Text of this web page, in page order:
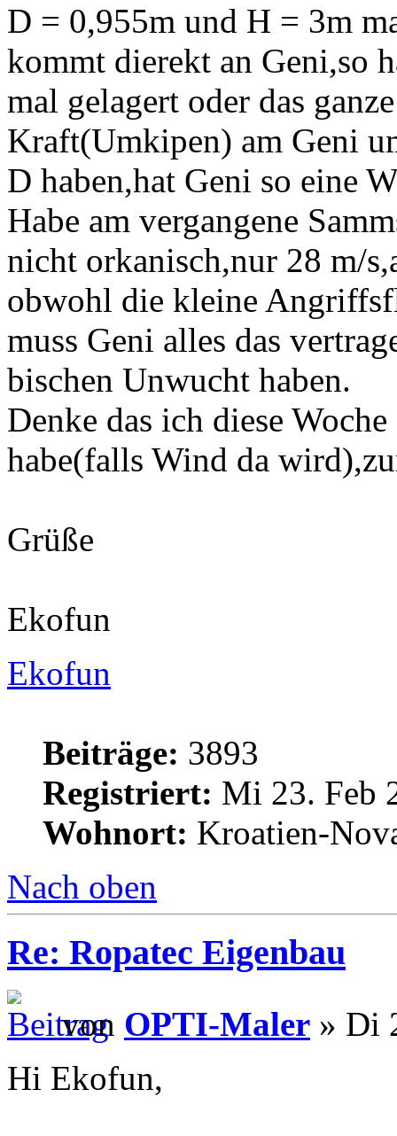
D = 0,955m und H = 3m
kommt dierekt an Geni,so
mal gelagert oder das
Kraft(Umkipen) am Geni
D haben,hat Geni so eine
Habe am vergangene
nicht orkanisch,nur 28 m/
obwohl die kleine
muss Geni alles das
bischen Unwucht haben.
Denke das ich diese
habe(falls Wind da
Grüße
Ekofun
Ekofun
Beiträge: 3893
Registriert: Mi 23. Feb
Wohnort: Kroatien-
Nach oben
Re: Ropatec Eigenbau
von OPTI-Maler » Di
Hi Ekofun,